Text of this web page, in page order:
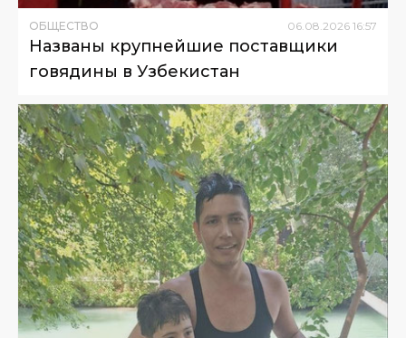
ОБЩЕСТВО 06.08.2026 16:57
Названы крупнейшие поставщики
говядины в Узбекистан